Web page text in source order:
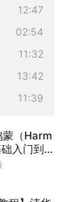
12:47
02:54
11:32
13:42
11:39
21:33
蒙（Harm
入门到实